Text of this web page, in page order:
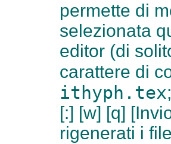
permette di
selezionata
editor (di
carattere di
ithyph.tex
[:] [w] [q]
rigenerati i